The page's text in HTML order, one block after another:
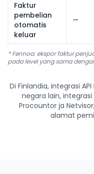
Faktur
pembelian
otomatis
keluar
—
* Fennoa: ekspor faktur
pada level yang sama
Di Finlandia, integrasi
negara lain,
Procountor ja
alamat